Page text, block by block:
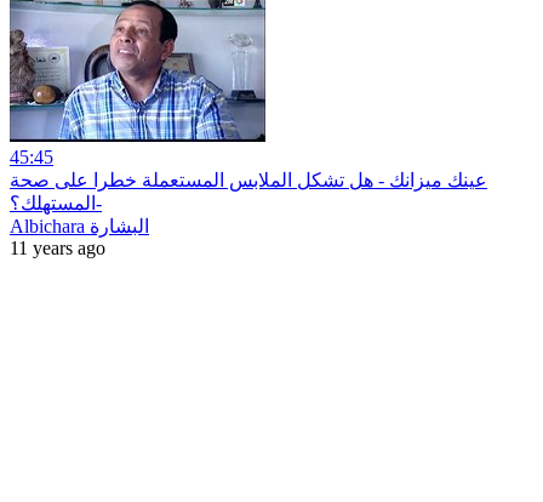
45:45
عينك ميزانك - هل تشكل الملابس المستعملة خطرا على صحة
المستهلك؟-
Albichara البشارة
11 years ago